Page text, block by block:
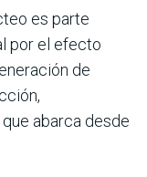
es parte
por el efecto
de
abarca desde